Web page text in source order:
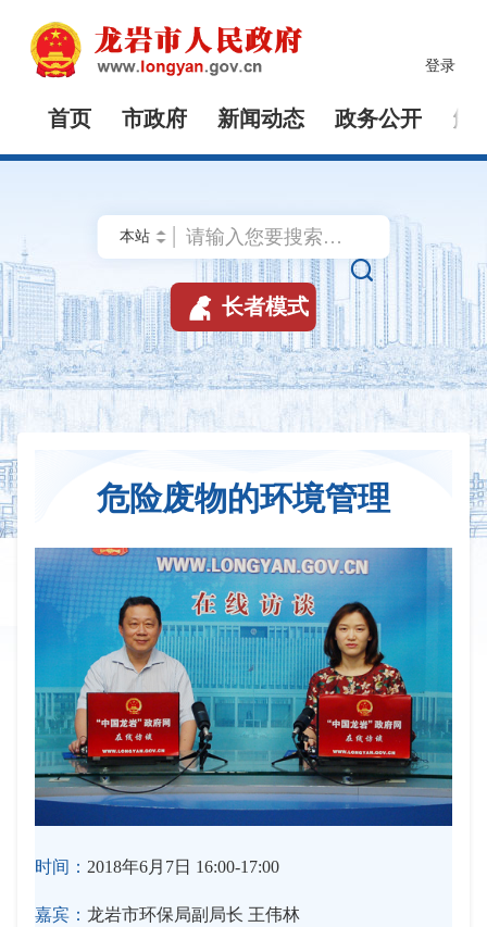
登录
首页 市政府 新闻动态 政务公开 解

 长者模式
危险废物的环境管理
时间： 2018年6月7日 16:00-17:00
嘉宾： 龙岩市环保局副局长 王伟林